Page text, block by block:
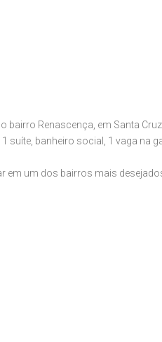
Renascença, em Santa
banheiro social, 1 vaga na
em um dos bairros mais